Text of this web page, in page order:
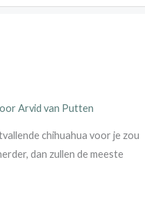
Arvid van Putten
chihuahua voor je zou
dan zullen de meeste